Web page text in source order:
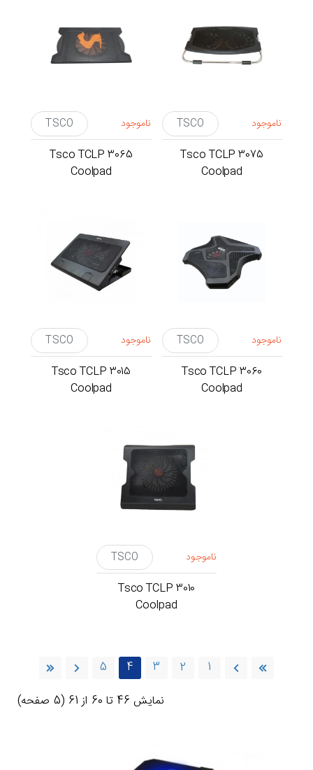
ناموجود TSCO
Tsco TCLP 3075
Coolpad
ناموجود TSCO
Tsco TCLP 3065
Coolpad
ناموجود TSCO
Tsco TCLP 3060
Coolpad
ناموجود TSCO
Tsco TCLP 3015
Coolpad
ناموجود TSCO
Tsco TCLP 3010
Coolpad
1
2
3
4
5
نمايش 46 تا 60 از 61 (5 صفحه)